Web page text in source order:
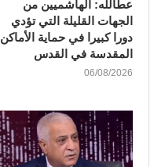
عطالله: الهاشميين من
الجهات القليلة التي تؤدي
دورا كبيرا في حماية الأماكن
المقدسة في القدس
06/08/2026